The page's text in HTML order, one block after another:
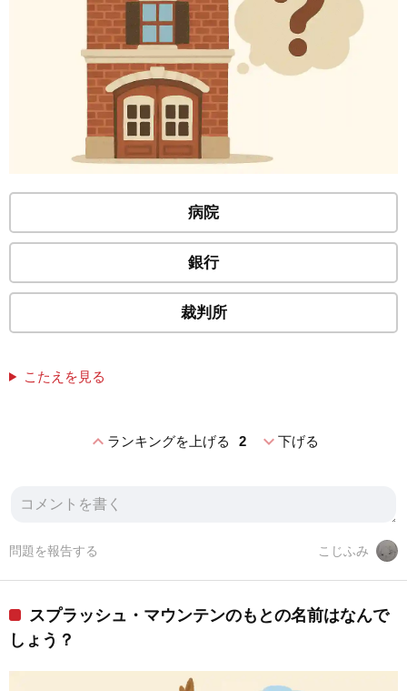
病院
銀行
裁判所
こたえを見る
expand_lessランキングを上げる 2 expand_more下げる
こじふみ
問題を報告する
スプラッシュ・マウンテンのもとの名前はなんで
しょう？